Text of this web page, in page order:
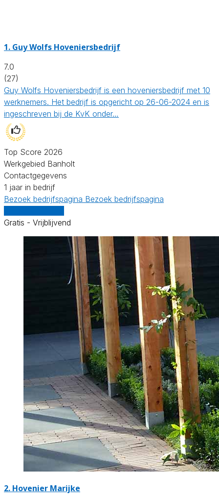
1. Guy Wolfs Hoveniersbedrijf
7.0
(27)
Guy Wolfs Hoveniersbedrijf is een hoveniersbedrijf met 10
werknemers. Het bedrijf is opgericht op 26-06-2024 en is
ingeschreven bij de KvK onder…
Top Score 2026
Werkgebied Banholt
Contactgegevens
1 jaar in bedrijf
Bezoek bedrijfspagina Bezoek bedrijfspagina
Gratis - Vrijblijvend
2. Hovenier Marijke